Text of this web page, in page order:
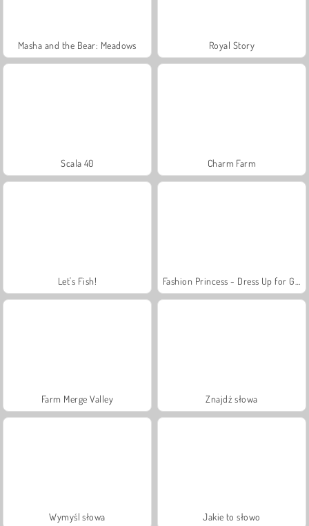
Masha and the Bear: Meadows Royal Story
Scala 40 Charm Farm
Let's Fish!
Farm Merge Valley Znajdź słowa
Wymyśl słowa Jakie to słowo